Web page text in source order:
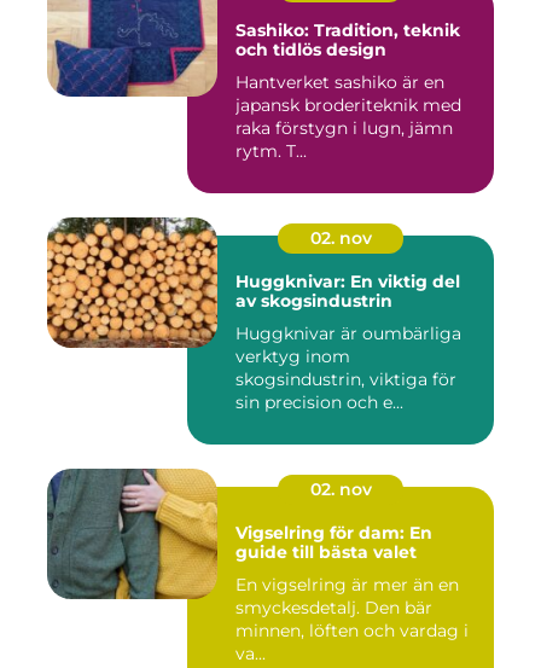
Sashiko: Tradition, teknik
och tidlös design
Hantverket sashiko är en
japansk broderiteknik med
raka förstygn i lugn, jämn
rytm. T...
02. nov
Huggknivar: En viktig del
av skogsindustrin
Huggknivar är oumbärliga
verktyg inom
skogsindustrin, viktiga för
sin precision och e...
02. nov
Vigselring för dam: En
guide till bästa valet
En vigselring är mer än en
smyckesdetalj. Den bär
minnen, löften och vardag i
va...